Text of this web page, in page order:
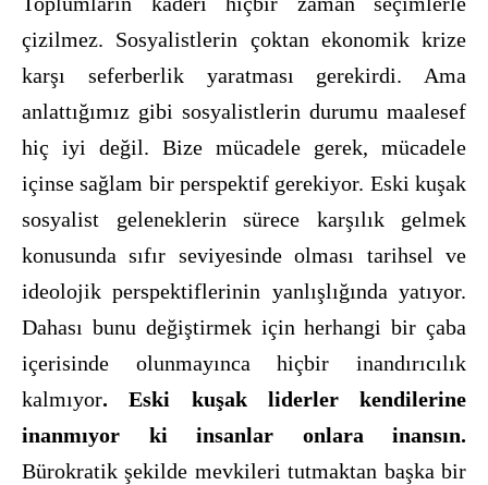
çizilmez. Sosyalistlerin çoktan ekonomik krize
karşı seferberlik yaratması gerekirdi. Ama
anlattığımız gibi sosyalistlerin durumu maalesef
hiç iyi değil. Bize mücadele gerek, mücadele
içinse sağlam bir perspektif gerekiyor. Eski kuşak
sosyalist geleneklerin sürece karşılık gelmek
konusunda sıfır seviyesinde olması tarihsel ve
ideolojik perspektiflerinin yanlışlığında yatıyor.
Dahası bunu değiştirmek için herhangi bir çaba
içerisinde olunmayınca hiçbir inandırıcılık
kalmıyor.Eski kuşak liderler kendilerine
inanmıyor ki insanlar onlara inansın.
Bürokratik şekilde mevkileri tutmaktan başka bir